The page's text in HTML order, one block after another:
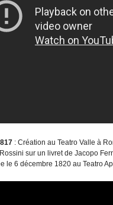
: Création au Teatro Valle à
sur un livret de Jacopo
le 6 décembre 1820 au Teatro